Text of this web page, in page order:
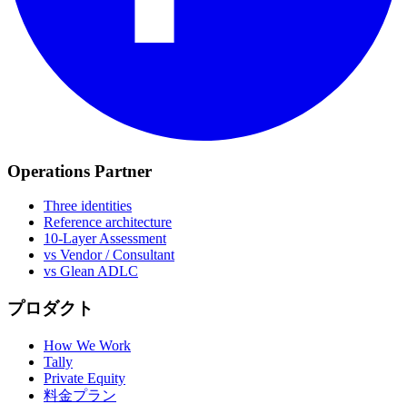
Operations Partner
Three identities
Reference architecture
10-Layer Assessment
vs Vendor / Consultant
vs Glean ADLC
プロダクト
How We Work
Tally
Private Equity
料金プラン